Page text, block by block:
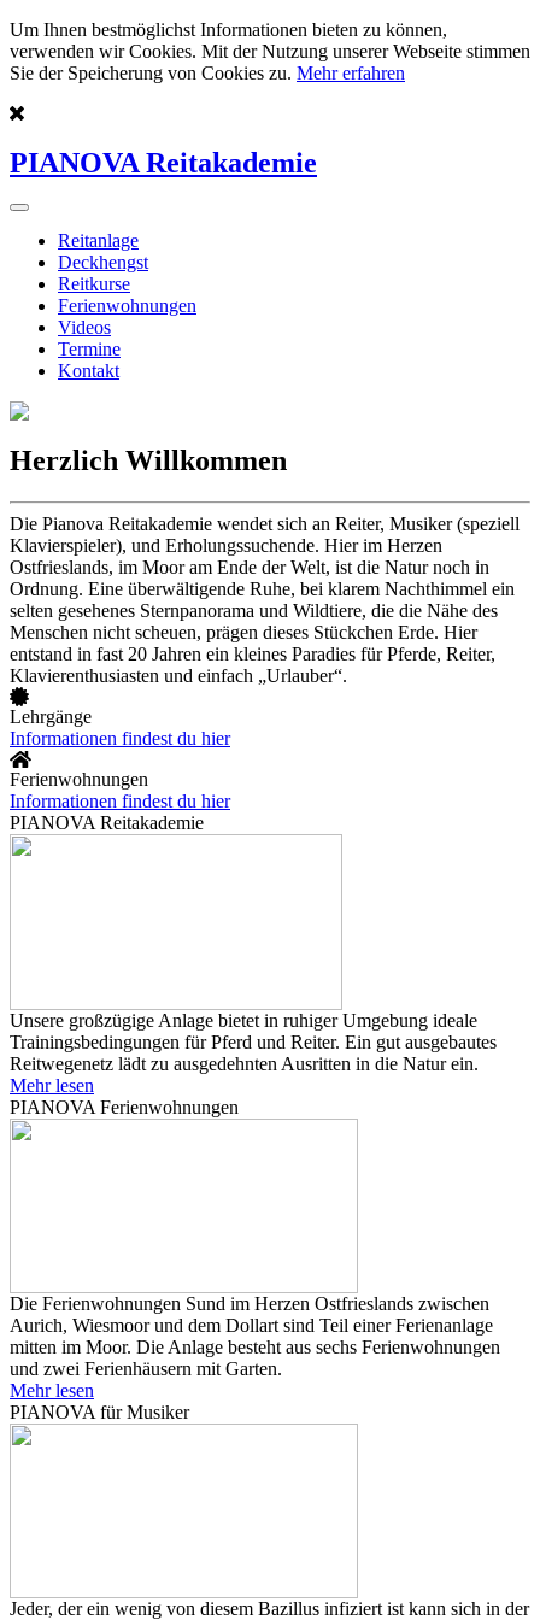
Um Ihnen bestmöglichst Informationen bieten zu können,
verwenden wir Cookies. Mit der Nutzung unserer Webseite stimmen
Sie der Speicherung von Cookies zu. Mehr erfahren
PIANOVA Reitakademie
Reitanlage
Deckhengst
Reitkurse
Ferienwohnungen
Videos
Termine
Kontakt
Herzlich Willkommen
Die Pianova Reitakademie wendet sich an Reiter, Musiker (speziell
Klavierspieler), und Erholungssuchende. Hier im Herzen
Ostfrieslands, im Moor am Ende der Welt, ist die Natur noch in
Ordnung. Eine überwältigende Ruhe, bei klarem Nachthimmel ein
selten gesehenes Sternpanorama und Wildtiere, die die Nähe des
Menschen nicht scheuen, prägen dieses Stückchen Erde. Hier
entstand in fast 20 Jahren ein kleines Paradies für Pferde, Reiter,
Klavierenthusiasten und einfach „Urlauber“.
Lehrgänge
Informationen findest du hier
Ferienwohnungen
Informationen findest du hier
PIANOVA Reitakademie
Unsere großzügige Anlage bietet in ruhiger Umgebung ideale
Trainingsbedingungen für Pferd und Reiter. Ein gut ausgebautes
Reitwegenetz lädt zu ausgedehnten Ausritten in die Natur ein.
Mehr lesen
PIANOVA Ferienwohnungen
Die Ferienwohnungen Sund im Herzen Ostfrieslands zwischen
Aurich, Wiesmoor und dem Dollart sind Teil einer Ferienanlage
mitten im Moor. Die Anlage besteht aus sechs Ferienwohnungen
und zwei Ferienhäusern mit Garten.
Mehr lesen
PIANOVA für Musiker
Jeder, der ein wenig von diesem Bazillus infiziert ist kann sich in der